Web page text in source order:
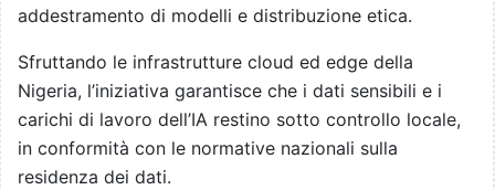
addestramento di modelli e distribuzione etica.
Sfruttando le infrastrutture cloud ed edge della
Nigeria, l’iniziativa garantisce che i dati sensibili e i
carichi di lavoro dell’IA restino sotto controllo locale,
in conformità con le normative nazionali sulla
residenza dei dati.